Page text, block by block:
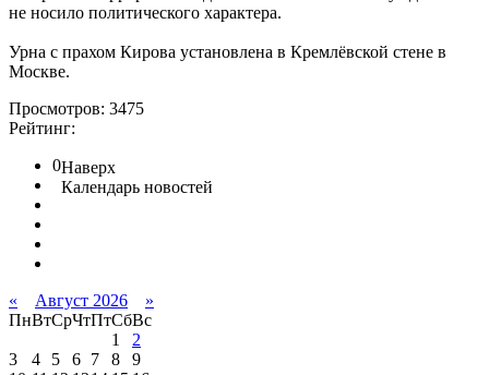
не носило политического характера.
Урна с прахом Кирова установлена в Кремлёвской стене в
Москве.
Просмотров: 3475
Рейтинг:
0Наверх
Календарь новостей
« Август 2026
»
ПнВтСрЧтПтСбВс
1
2
3
4 5 6 7 8
9